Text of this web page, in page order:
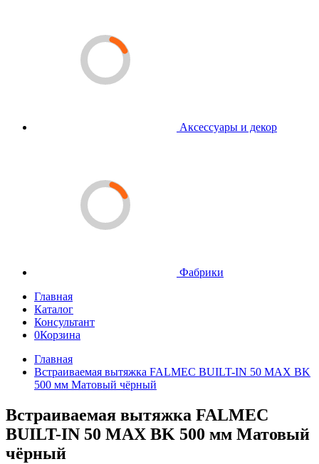
Аксессуары и декор
Фабрики
Главная
Каталог
Консультант
0Корзина
Главная
Встраиваемая вытяжка FALMEC BUILT-IN 50 MAX BK
500 мм Матовый чёрный
Встраиваемая вытяжка FALMEC
BUILT-IN 50 MAX BK 500 мм Матовый
чёрный